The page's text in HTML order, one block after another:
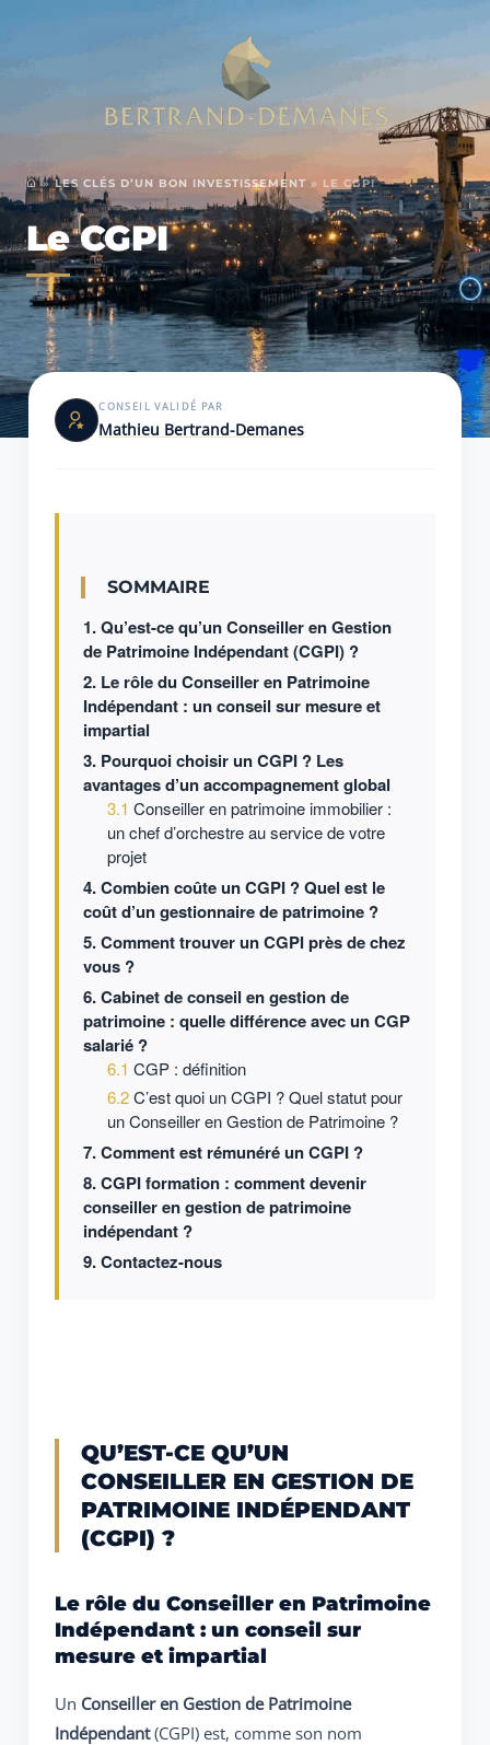
»LES CLÉS D’UN BON INVESTISSEMENT » LE CGPI
Le CGPI
CONSEIL VALIDÉ PAR
Mathieu Bertrand-Demanes
SOMMAIRE
Qu’est-ce qu’un Conseiller en Gestion
de Patrimoine Indépendant (CGPI) ?
Le rôle du Conseiller en Patrimoine
Indépendant : un conseil sur mesure et
impartial
Pourquoi choisir un CGPI ? Les
avantages d’un accompagnement global
Conseiller en patrimoine immobilier :
un chef d’orchestre au service de votre
projet
Combien coûte un CGPI ? Quel est le
coût d’un gestionnaire de patrimoine ?
Comment trouver un CGPI près de chez
vous ?
Cabinet de conseil en gestion de
patrimoine : quelle différence avec un CGP
salarié ?
CGP : définition
C’est quoi un CGPI ? Quel statut pour
un Conseiller en Gestion de Patrimoine ?
Comment est rémunéré un CGPI ?
CGPI formation : comment devenir
conseiller en gestion de patrimoine
indépendant ?
Contactez-nous
QU’EST-CE QU’UN
CONSEILLER EN GESTION DE
PATRIMOINE INDÉPENDANT
(CGPI) ?
Le rôle du Conseiller en Patrimoine
Indépendant : un conseil sur
mesure et impartial
Un Conseiller en Gestion de Patrimoine
Indépendant(CGPI) est, comme son nom